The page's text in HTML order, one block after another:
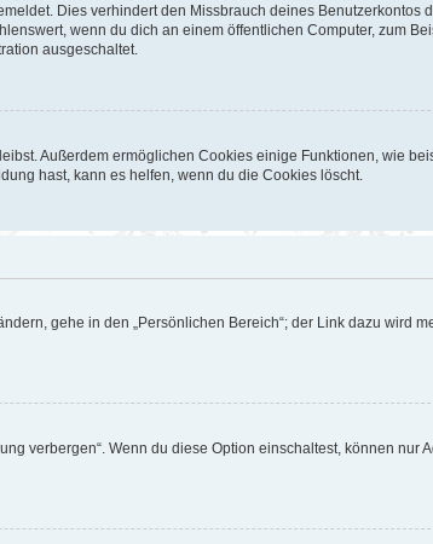
Dies verhindert den Missbrauch deines Benutzerkontos
wenn du dich an einem öffentlichen Computer, zum
ausgeschaltet.
Außerdem ermöglichen Cookies einige Funktionen, wie
hast, kann es helfen, wenn du die Cookies löscht.
gehe in den „Persönlichen Bereich“; der Link dazu wird
verbergen“. Wenn du diese Option einschaltest, können nur